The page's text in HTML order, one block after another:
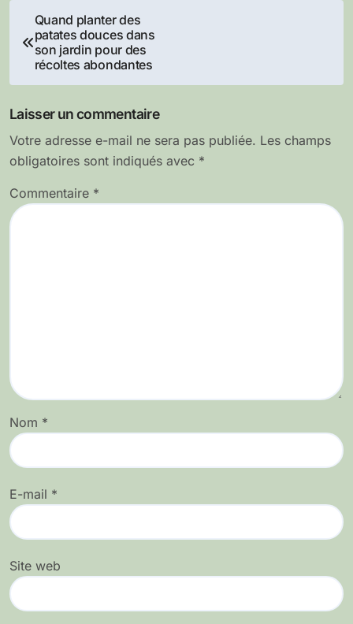
Navigation
de
l’article
Quand planter des
patates douces dans
son jardin pour des
récoltes abondantes
Laisser un commentaire
Votre adresse e-mail ne sera pas publiée. Les champs
obligatoires sont indiqués avec *
Commentaire *
Nom *
E-mail *
Site web